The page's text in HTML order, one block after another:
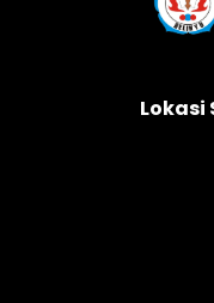
Lokasi